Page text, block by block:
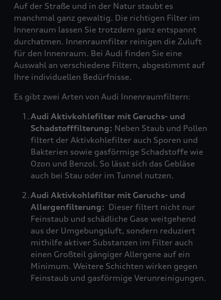
Auf der Straße und in der Natur staubt es
manchmal ganz gewaltig. Die richtigen Filter im
Innenraum lassen Sie trotzdem ganz entspannt
durchatmen. Innenraumfilter reinigen die Zuluft
für den Innenraum. Bei Audi finden Sie eine
Auswahl an verschiedene Filtern, abgestimmt auf
Ihre individuellen Bedürfnisse.
Es gibt zwei Arten von Audi Innenraumfiltern:
Audi Aktivkohlefilter mit Geruchs- und
Schadstofffilterung: Neben Staub und Pollen
filtert der Aktivkohlefilter auch Sporen und
Bakterien sowie gasförmige Schadstoffe wie
Ozon und Benzol. So lässt sich das Gebläse
auch bei Stau oder im Tunnel nutzen.
Audi Aktivkohlefilter mit Geruchs- und
Allergenfilterung: Dieser filtert nicht nur
Feinstaub und schädliche Gase weitgehend
aus der Umgebungsluft, sondern reduziert
mithilfe aktiver Substanzen im Filter auch
einen Großteil gängiger Allergene auf ein
Minimum. Weitere Schichten wirken gegen
Feinstaub und gasförmige Verunreinigungen.